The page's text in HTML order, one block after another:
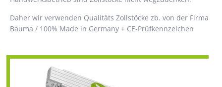
Daher wir verwenden Qualitäts Zollstöcke zb. von der Firma
Bauma / 100% Made in Germany + CE-Prüfkennzeichen